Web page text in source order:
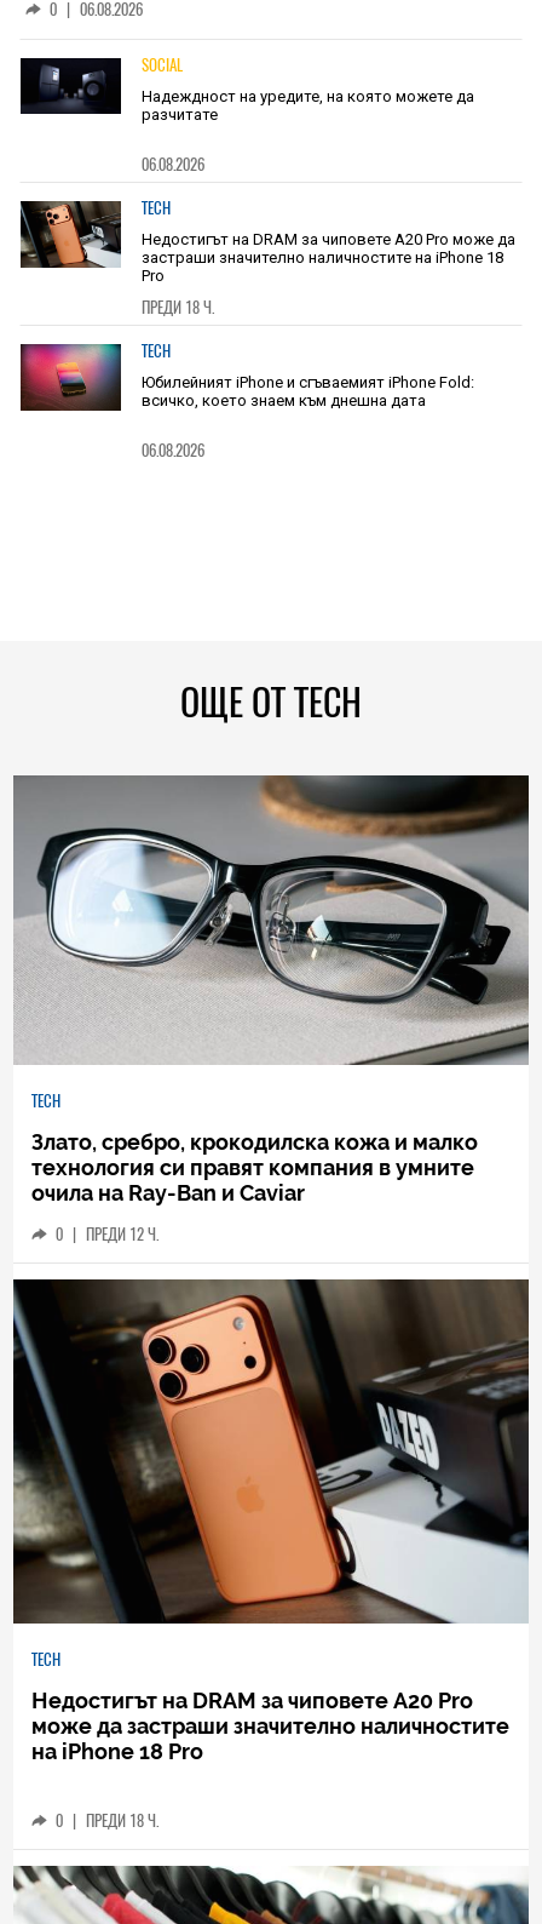
0 | 06.08.2026
SOCIAL
Надеждност на уредите, на която можете да
разчитате
06.08.2026
TECH
Недостигът на DRAM за чиповете A20 Pro може да
застраши значително наличностите на iPhone 18
Pro
ПРЕДИ 18 Ч.
TECH
Юбилейният iPhone и сгъваемият iPhone Fold:
всичко, което знаем към днешна дата
06.08.2026
ОЩЕ ОТ TECH
TECH
Злато, сребро, крокодилска кожа и малко
технология си правят компания в умните
очила на Ray-Ban и Caviar
0 | ПРЕДИ 12 Ч.
TECH
Недостигът на DRAM за чиповете A20 Pro
може да застраши значително наличностите
на iPhone 18 Pro
0 | ПРЕДИ 18 Ч.